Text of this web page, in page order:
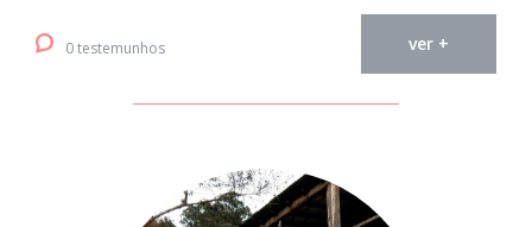
0 testemunhos ver +